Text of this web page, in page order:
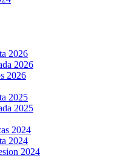
2026
2026
2026
2025
2025
2024
2024
2024